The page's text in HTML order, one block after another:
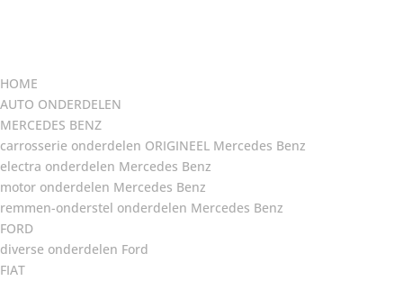
HOME
AUTO ONDERDELEN
MERCEDES BENZ
carrosserie onderdelen ORIGINEEL Mercedes Benz
electra onderdelen Mercedes Benz
motor onderdelen Mercedes Benz
remmen-onderstel onderdelen Mercedes Benz
FORD
diverse onderdelen Ford
FIAT